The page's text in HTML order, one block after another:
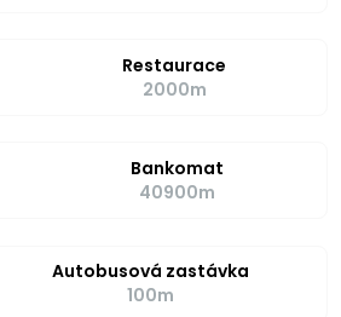
Restaurace
2000m
Bankomat
40900m
Autobusová zastávka
100m